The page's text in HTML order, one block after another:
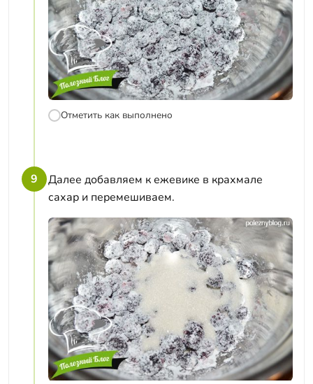
Отметить как выполнено
9
Далее добавляем к ежевике в крахмале
сахар и перемешиваем.